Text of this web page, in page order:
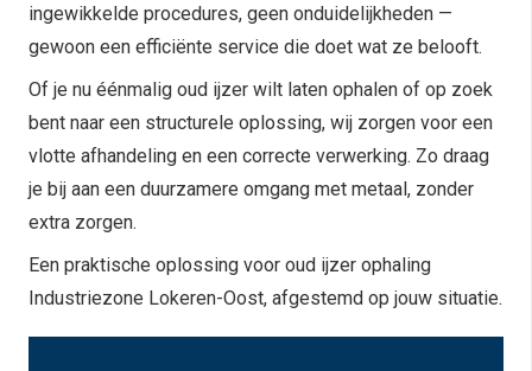
ingewikkelde procedures, geen onduidelijkheden —
gewoon een efficiënte service die doet wat ze belooft.
Of je nu éénmalig oud ijzer wilt laten ophalen of op zoek
bent naar een structurele oplossing, wij zorgen voor een
vlotte afhandeling en een correcte verwerking. Zo draag
je bij aan een duurzamere omgang met metaal, zonder
extra zorgen.
Een praktische oplossing voor oud ijzer ophaling
Industriezone Lokeren-Oost, afgestemd op jouw situatie.